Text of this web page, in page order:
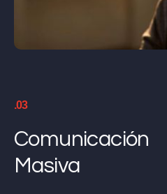
.03
Comunicación
Masiva